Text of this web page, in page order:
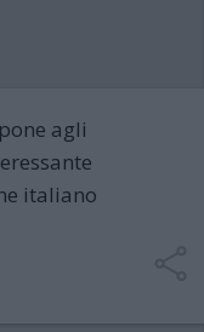
agli
italiano